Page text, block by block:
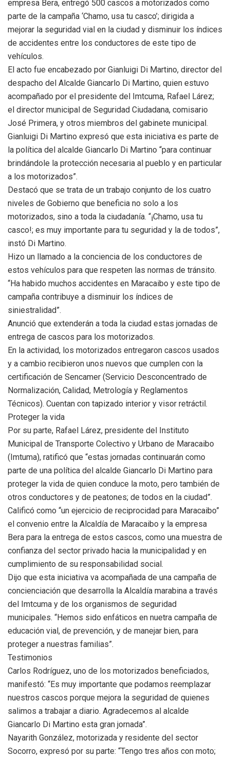
empresa Bera, entregó 500 cascos a motorizados como
parte de la campaña ‘Chamo, usa tu casco’; dirigida a
mejorar la seguridad vial en la ciudad y disminuir los índices
de accidentes entre los conductores de este tipo de
vehículos.
El acto fue encabezado por Gianluigi Di Martino, director del
despacho del Alcalde Giancarlo Di Martino, quien estuvo
acompañado por el presidente del Imtcuma, Rafael Lárez;
el director municipal de Seguridad Ciudadana, comisario
José Primera, y otros miembros del gabinete municipal.
Gianluigi Di Martino expresó que esta iniciativa es parte de
la política del alcalde Giancarlo Di Martino “para continuar
brindándole la protección necesaria al pueblo y en particular
a los motorizados”.
Destacó que se trata de un trabajo conjunto de los cuatro
niveles de Gobierno que beneficia no solo a los
motorizados, sino a toda la ciudadanía. “¡Chamo, usa tu
casco!; es muy importante para tu seguridad y la de todos”,
instó Di Martino.
Hizo un llamado a la conciencia de los conductores de
estos vehículos para que respeten las normas de tránsito.
“Ha habido muchos accidentes en Maracaibo y este tipo de
campaña contribuye a disminuir los índices de
siniestralidad”.
Anunció que extenderán a toda la ciudad estas jornadas de
entrega de cascos para los motorizados.
En la actividad, los motorizados entregaron cascos usados
y a cambio recibieron unos nuevos que cumplen con la
certificación de Sencamer (Servicio Desconcentrado de
Normalización, Calidad, Metrología y Reglamentos
Técnicos). Cuentan con tapizado interior y visor retráctil.
Proteger la vida
Por su parte, Rafael Lárez, presidente del Instituto
Municipal de Transporte Colectivo y Urbano de Maracaibo
(Imtuma), ratificó que “estas jornadas continuarán como
parte de una política del alcalde Giancarlo Di Martino para
proteger la vida de quien conduce la moto, pero también de
otros conductores y de peatones; de todos en la ciudad”.
Calificó como “un ejercicio de reciprocidad para Maracaibo”
el convenio entre la Alcaldía de Maracaibo y la empresa
Bera para la entrega de estos cascos, como una muestra de
confianza del sector privado hacia la municipalidad y en
cumplimiento de su responsabilidad social.
Dijo que esta iniciativa va acompañada de una campaña de
concienciación que desarrolla la Alcaldía marabina a través
del Imtcuma y de los organismos de seguridad
municipales. “Hemos sido enfáticos en nuetra campaña de
educación vial, de prevención, y de manejar bien, para
proteger a nuestras familias”.
Testimonios
Carlos Rodríguez, uno de los motorizados beneficiados,
manifestó: “Es muy importante que podamos reemplazar
nuestros cascos porque mejora la seguridad de quienes
salimos a trabajar a diario. Agradecemos al alcalde
Giancarlo Di Martino esta gran jornada”.
Nayarith González, motorizada y residente del sector
Socorro, expresó por su parte: “Tengo tres años con moto;